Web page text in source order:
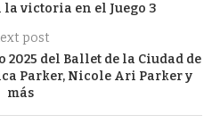
victoria en el Juego 3
post
2025 del Ballet de la Ciudad de
Parker, Nicole Ari Parker y
más